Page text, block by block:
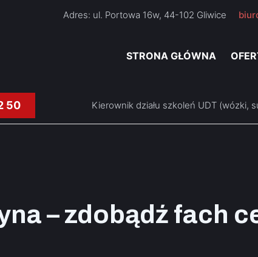
Adres: ul. Portowa 16w, 44-102 Gliwice
STRONA GŁÓWNA
50 Kierownik działu szkoleń UDT (wózki,
– zdobądź fach